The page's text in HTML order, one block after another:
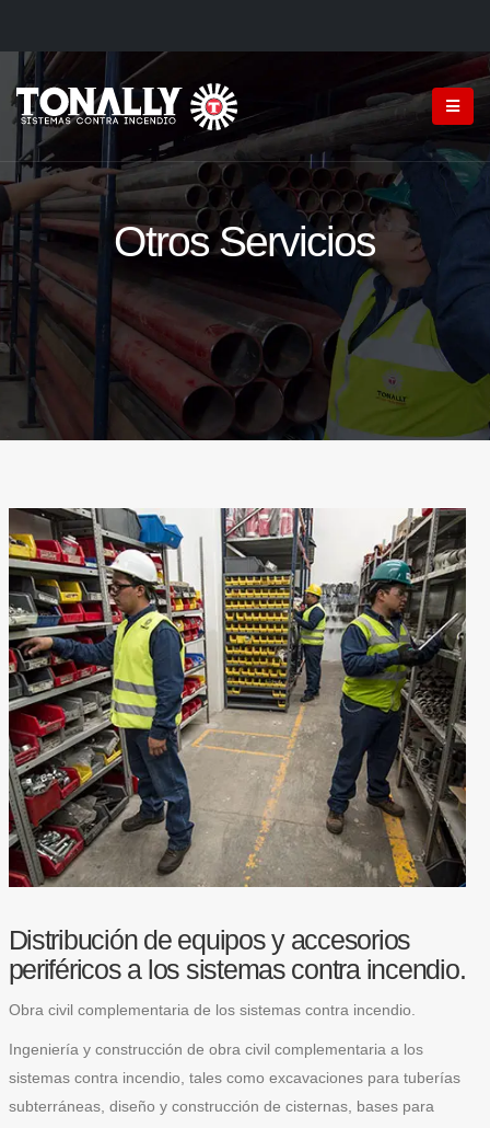
Otros Servicios
Distribución de equipos y accesorios
periféricos a los sistemas contra incendio.
Obra civil complementaria de los sistemas contra incendio.
Ingeniería y construcción de obra civil complementaria a los
sistemas contra incendio, tales como excavaciones para tuberías
subterráneas, diseño y construcción de cisternas, bases para